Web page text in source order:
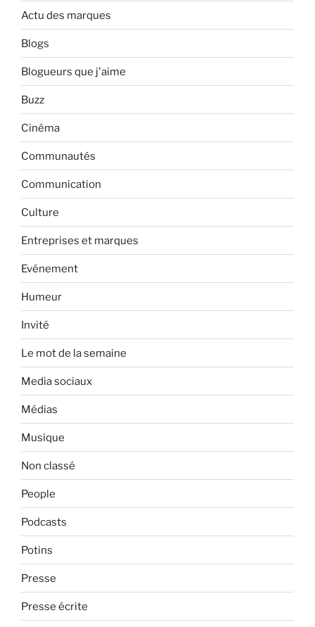
Actu des marques
Blogs
Blogueurs que j'aime
Buzz
Cinéma
Communautés
Communication
Culture
Entreprises et marques
Evénement
Humeur
Invité
Le mot de la semaine
Media sociaux
Médias
Musique
Non classé
People
Podcasts
Potins
Presse
Presse écrite